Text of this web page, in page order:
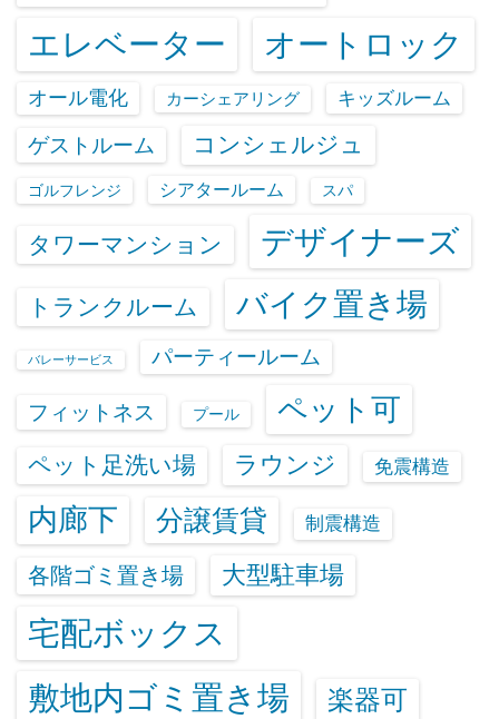
エレベーター オートロック
オール電化 カーシェアリング キッズルーム
ゲストルーム コンシェルジュ
ゴルフレンジ シアタールーム スパ
タワーマンション デザイナーズ
トランクルーム バイク置き場
バレーサービス パーティールーム
フィットネス プール ペット可
ペット足洗い場 ラウンジ 免震構造
内廊下 分譲賃貸 制震構造
各階ゴミ置き場 大型駐車場
宅配ボックス
敷地内ゴミ置き場
楽器可